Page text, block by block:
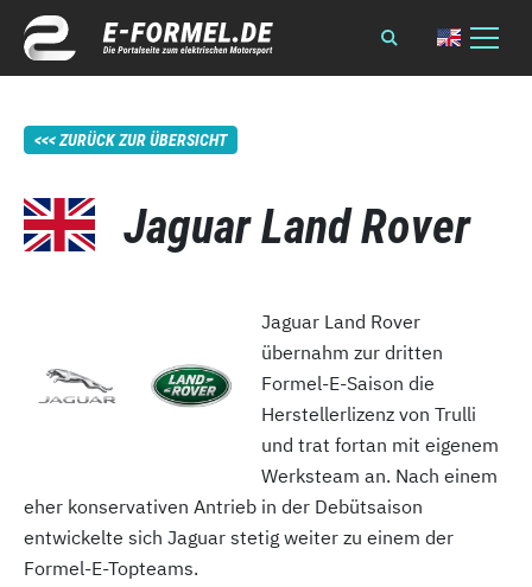
ZURÜCK ZUR ÜBERSICHT
Jaguar Land Rover
Jaguar Land Rover
übernahm zur dritten
Formel-E-Saison die
Herstellerlizenz von Trulli
und trat fortan mit eigenem
Werksteam an. Nach einem
eher konservativen Antrieb in der Debütsaison
entwickelte sich Jaguar stetig weiter zu einem der
Formel-E-Topteams.